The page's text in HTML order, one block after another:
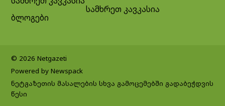
ბლოგები
სამხრეთ კავკასია
© 2026 Netgazeti
Powered by Newspack
ნეტგაზეთის მასალების სხვა გამოცემებში გადაბეჭდვის
წესი